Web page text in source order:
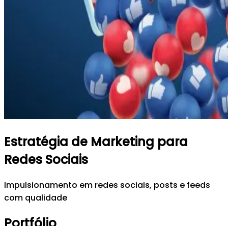
Estratégia de Marketing para
Redes Sociais
Impulsionamento em redes sociais, posts e feeds
com qualidade